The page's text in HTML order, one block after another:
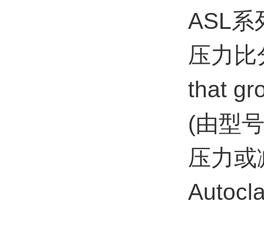
ASL系
压力
that
(由型
压力